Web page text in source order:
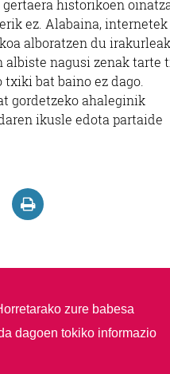
historikoen
ez. Alabaina, internetek
alboratzen du irakurleak
albiste nagusi zenak tarte
bat baino ez dago.
gordetzeko ahaleginik
ikusle edota partaide
zure babesa
dagoen tokiko informazio